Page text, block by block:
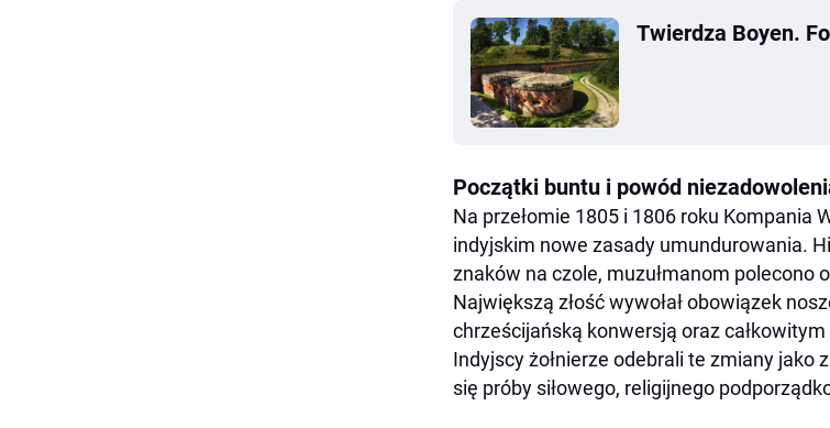
Twierdza Boyen.
Początki buntu i powód
Na przełomie 1805 i 1806 roku Kompania
indyjskim nowe zasady umundurowania.
znaków na czole, muzułmanom polecono
Największą złość wywołał obowiązek
chrześcijańską konwersją oraz
Indyjscy żołnierze odebrali te zmiany
się próby siłowego, religijnego